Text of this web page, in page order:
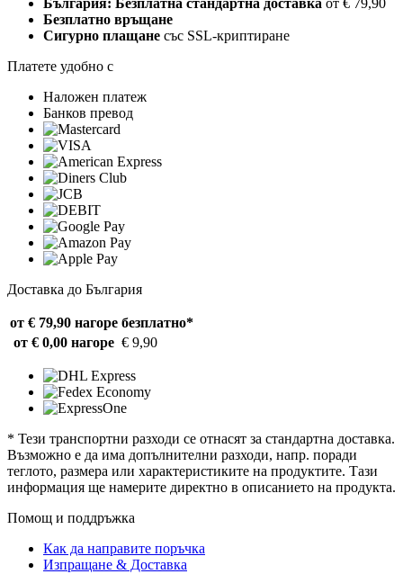
България: Безплатна стандартна доставка от € 79,90
Безплатно връщане
Сигурно плащане със SSL-криптиране
Платете удобно с
Наложен платеж
Банков превод
Доставка до България
от € 79,90 нагоре безплатно*
от € 0,00 нагоре € 9,90
* Тези транспортни разходи се отнасят за стандартна доставка.
Възможно е да има допълнителни разходи, напр. поради
теглото, размера или характеристиките на продуктите. Тази
информация ще намерите директно в описанието на продукта.
Помощ и поддръжка
Как да направите поръчка
Изпращане & Доставка